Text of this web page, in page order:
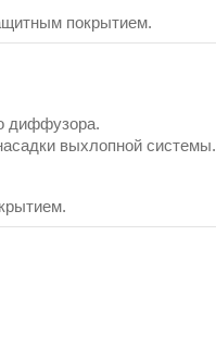
покрытием.
диффузора.
выхлопной системы.